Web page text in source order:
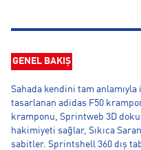
GENEL BAKIŞ
Sahada kendini tam anlamıyla
tasarlanan adidas F50
kramponu, Sprintweb 3D
hakimiyeti sağlar, Sıkıca
sabitler. Sprintshell 360 dış